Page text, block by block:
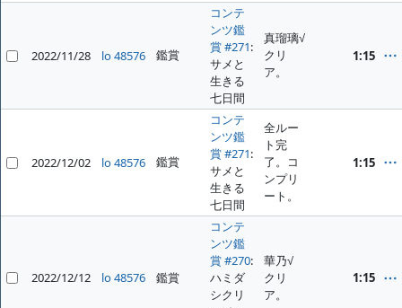
2022/11/28 lo 48576 鑑賞
コンテ
ンツ鑑
賞 #271:
サメと
生きる
七日間
真瑠璃√
クリ
ア。
1:15
2022/12/02 lo 48576 鑑賞
コンテ
ンツ鑑
賞 #271:
サメと
生きる
七日間
全ルー
ト完
了。コ
ンプリ
ート。
1:15
2022/12/12 lo 48576 鑑賞
コンテ
ンツ鑑
賞 #270:
ハミダ
シクリ
華乃√
クリ
ア。
1:15